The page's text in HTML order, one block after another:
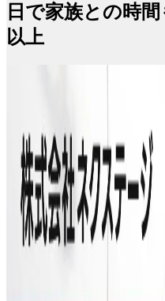
日で家族との時
以上